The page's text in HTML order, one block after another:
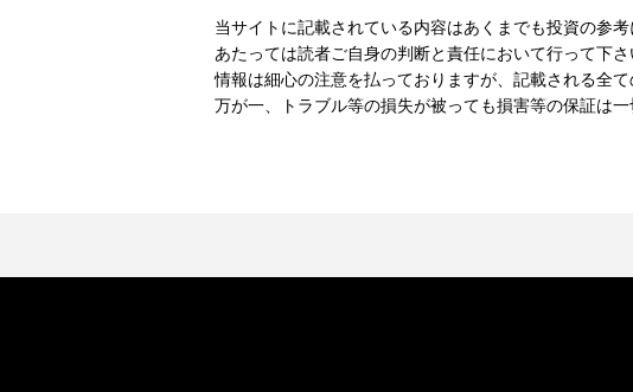
当サイトに記載されている内容はあくまでも投資の参
あたっては読者ご自身の判断と責任において行って下
情報は細心の注意を払っておりますが、記載される全
万が一、トラブル等の損失が被っても損害等の保証は